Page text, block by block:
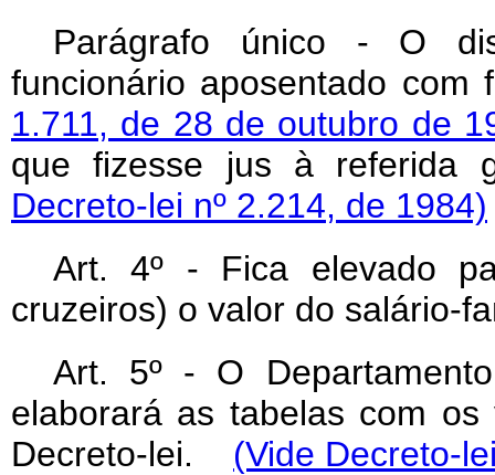
Parágrafo único - O
funcionário aposentado
1.711, de 28 de outubro de
que fizesse jus à
Decreto-lei nº 2.214, de 1984)
Art. 4º - Fica elevado
cruzeiros) o valor do salário-
Art. 5º - O
elaborará as tabelas com
Decreto-lei. (Vide Decreto-